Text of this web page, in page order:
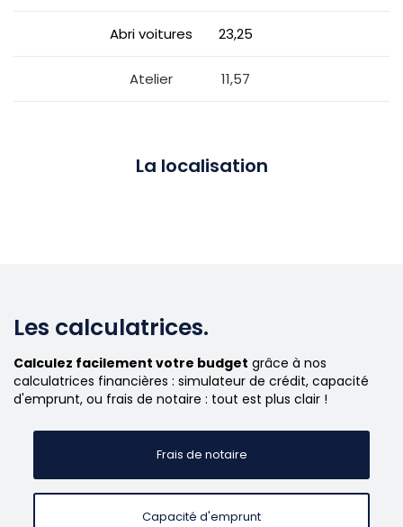
Abri voitures 23,25
Atelier 11,57
La localisation
Les calculatrices.
Calculez facilement votre budget grâce à nos
calculatrices financières : simulateur de crédit, capacité
d'emprunt, ou frais de notaire : tout est plus clair !
Frais de notaire
Capacité d'emprunt